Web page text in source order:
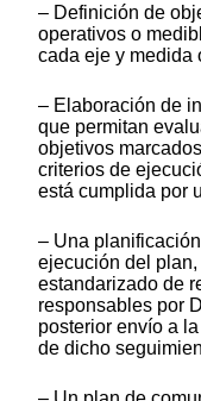
‒ Definición de
operativos o
cada eje y medida
‒ Elaboración de
que permitan
objetivos
criterios de
está cumplida por
‒ Una
ejecución del
estandarizado de
responsables por
posterior envío a
de dicho